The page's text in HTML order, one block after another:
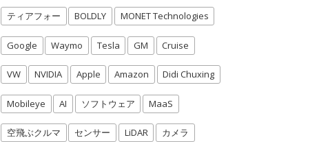
ティアフォー BOLDLY MONET Technologies
Google Waymo Tesla GM Cruise
VW NVIDIA Apple Amazon Didi Chuxing
Mobileye AI ソフトウェア MaaS
空飛ぶクルマ センサー LiDAR カメラ